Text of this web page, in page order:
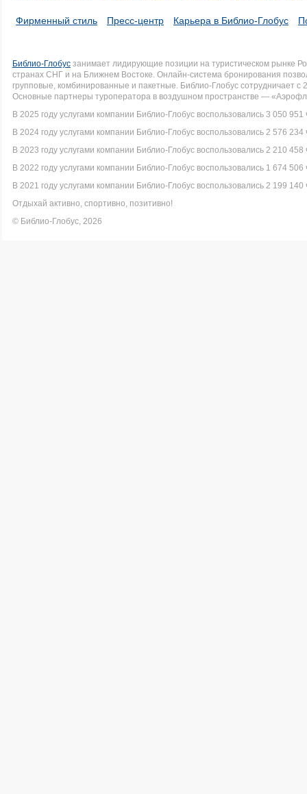
Фирменный стиль Пресс-центр Карьера в Библио-Глобус
Библио-Глобус занимает лидирующие позиции на туристическом рынке
странах СНГ и на Ближнем Востоке. Онлайн-система бронирования
групповые, комбинированные и пакетные. Библио-Глобус сотрудничает
Основные партнеры туроператора в воздушном пространстве —
В 2025 году услугами компании Библио-Глобус воспользовались 3 050 951
В 2024 году услугами компании Библио-Глобус воспользовались 2 576 234
В 2023 году услугами компании Библио-Глобус воспользовались 2 210 458
В 2022 году услугами компании Библио-Глобус воспользовались 1 674 506
В 2021 году услугами компании Библио-Глобус воспользовались 2 199 140
Отдыхай активно, спортивно, позитивно!
© Библио-Глобус, 2026